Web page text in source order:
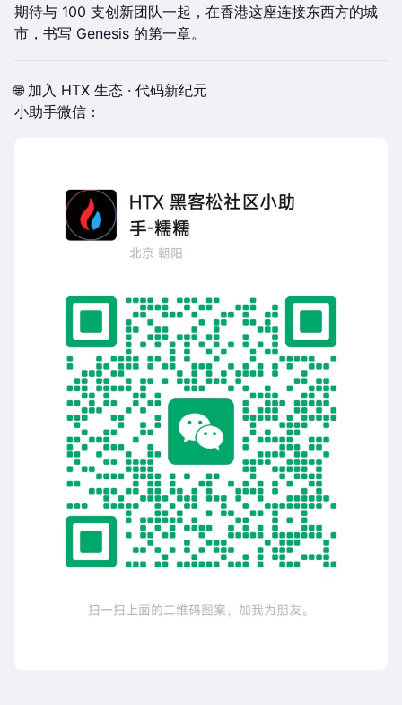
期待与 100 支创新团队一起，在香港这座连接东西方的城
市，书写 Genesis 的第一章。
🌐 加入 HTX 生态 · 代码新纪元
小助手微信：